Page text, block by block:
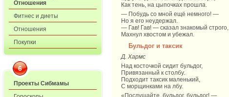
Отношения
Фитнес и диеты
Отношения
Покупки
6
Проекты Сибмамы
Как тень, на цыпочках прошла.
— Побудь со мной ещё немного! —
Но я его неудержал.
— Гав! Гав! — сказал знакомый строго,
Махнул хвостом и убежал.
Бульдог и таксик
Д. Хармс
Над косточкой сидит бульдог,
Привязанный к столбу.
Подходит таксик маленький,
С морщинками на лбу.